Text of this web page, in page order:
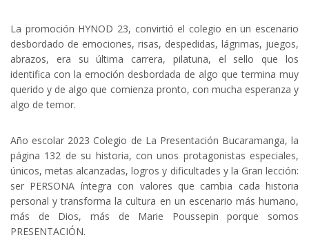
La promoción HYNOD 23, convirtió el colegio en un escenario
desbordado de emociones, risas, despedidas, lágrimas, juegos,
abrazos, era su última carrera, pilatuna, el sello que los
identifica con la emoción desbordada de algo que termina muy
querido y de algo que comienza pronto, con mucha esperanza y
algo de temor.
Año escolar 2023 Colegio de La Presentación Bucaramanga, la
página 132 de su historia, con unos protagonistas especiales,
únicos, metas alcanzadas, logros y dificultades y la Gran lección:
ser PERSONA íntegra con valores que cambia cada historia
personal y transforma la cultura en un escenario más humano,
más de Dios, más de Marie Poussepin porque somos
PRESENTACIÓN.